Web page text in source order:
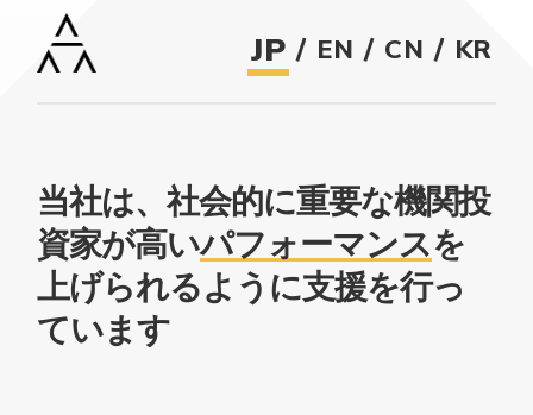
JP / EN / CN / KR
当社は、社会的に重要な機関投
資家が高いパフォーマンスを
上げられるように支援を行っ
ています